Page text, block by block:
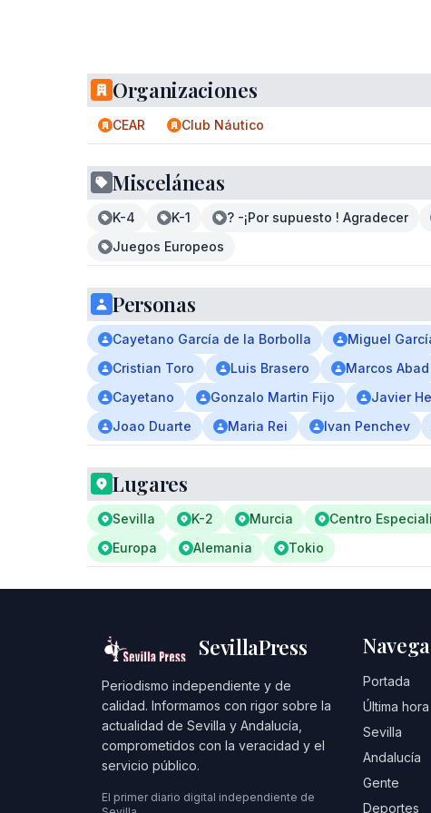
Organizaciones
CEAR Club Náutico
Misceláneas
K-4 K-1 ? -¡Por supuesto ! Agradecer
Juegos Europeos
Personas
Cayetano García de la Borbolla Miguel
Cristian Toro
Luis Brasero Marcos Abad
Cayetano
Gonzalo Martin Fijo Javier
Joao Duarte
Maria Rei Ivan Penchev
Lugares
Sevilla K-2 Murcia Centro
Europa
Alemania Tokio
SevillaPress
Periodismo independiente y de
calidad. Informamos con rigor sobre la
actualidad de Sevilla y Andalucía,
comprometidos con la veracidad y el
servicio público.
El primer diario digital independiente de
Portada
Última hora
Sevilla
Andalucía
Gente
Deportes